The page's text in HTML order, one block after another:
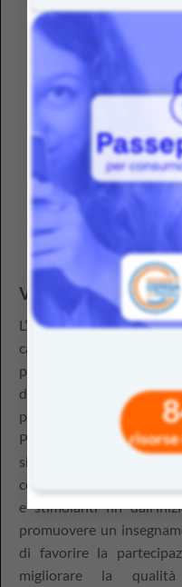
Verso un modello
L’adozione
cambiamento di
passare da un modello
dopo aver
proattivo, basato
Progettare secondo
significa anticipare la
costruendo ambienti di
e stimolanti fin
promuovere un
di favorire la
migliorare la